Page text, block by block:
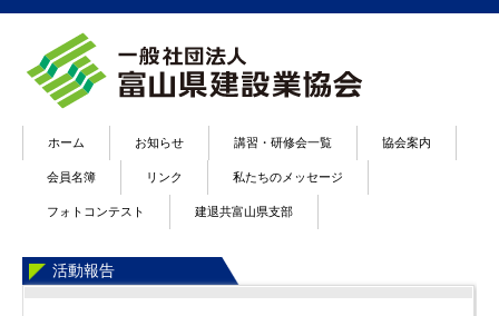
ホーム お知らせ 講習・研修会一覧 協会案内
会員名簿 リンク 私たちのメッセージ
フォトコンテスト 建退共富山県支部
活動報告